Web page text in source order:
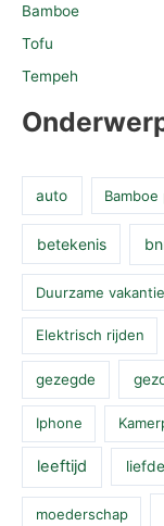
Bamboe
Tofu
Tempeh
auto
betekenis
Duurzame vakantie
Elektrisch rijden
gezegde
Iphone
leeftijd
moederschap